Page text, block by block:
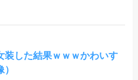
装した結果ｗｗｗかわいす